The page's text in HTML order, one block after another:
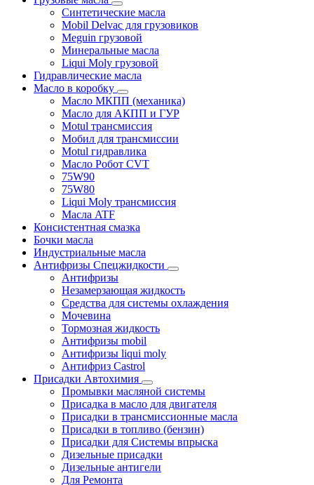
Синтетические масла
Mobil Delvac для грузовиков
Meguin грузовой
Минеральные масла
Liqui Moly грузовой
Гидравлические масла
Масло в коробку
Масло МКПП (механика)
Масло для АКПП и ГУР
Motul трансмиссия
Мобил для трансмиссии
Motul гидравлика
Масло Робот CVT
75W90
75W80
Liqui Moly трансмиссия
Масла ATF
Консистентная смазка
Бочки масла
Индустриальные масла
Антифризы Спецжидкости
Антифризы
Незамерзающая жидкость
Средства для системы охлаждения
Мочевина
Тормозная жидкость
Антифризы mobil
Антифризы liqui moly
Антифриз Castrol
Присадки Автохимия
Промывки масляной системы
Присадка в масло для двигателя
Присадки в трансмиссионные масла
Присадки в топливо (бензин)
Присадки для Системы впрыска
Дизельные присадки
Дизельные антигели
Для Ремонта